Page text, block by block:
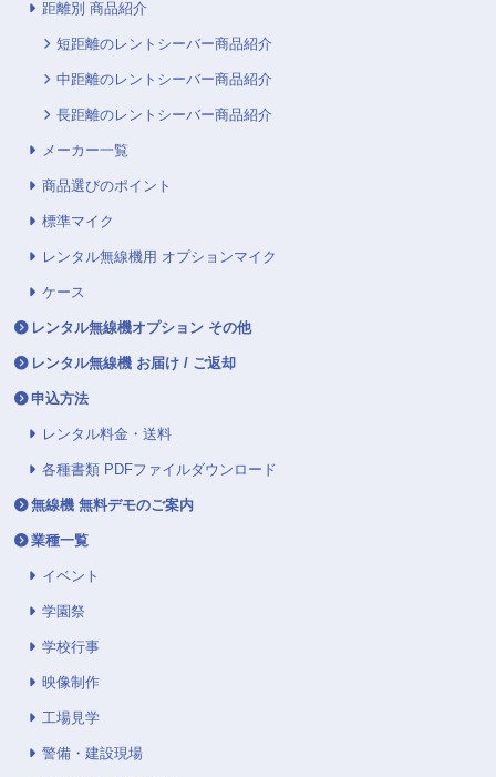
距離別 商品紹介
短距離のレントシーバー商品紹介
中距離のレントシーバー商品紹介
長距離のレントシーバー商品紹介
メーカー一覧
商品選びのポイント
標準マイク
レンタル無線機用 オプションマイク
ケース
レンタル無線機オプション その他
レンタル無線機 お届け / ご返却
申込方法
レンタル料金・送料
各種書類 PDFファイルダウンロード
無線機 無料デモのご案内
業種一覧
イベント
学園祭
学校行事
映像制作
工場見学
警備・建設現場